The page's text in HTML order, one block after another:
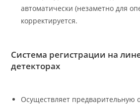
автоматически (незаметно для
корректируется.
Система регистрации на
детекторах
Осуществляет предварительную